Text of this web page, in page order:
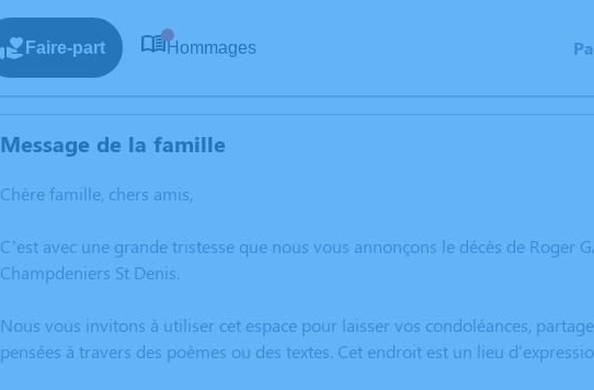
Faire-part Hommages
Message de la famille
Chère famille, chers amis,
C’est avec une grande tristesse que nous vous annonçons le décès de Roger
Champdeniers St Denis.
Nous vous invitons à utiliser cet espace pour laisser vos condoléances,
pensées à travers des poèmes ou des textes. Cet endroit est un lieu